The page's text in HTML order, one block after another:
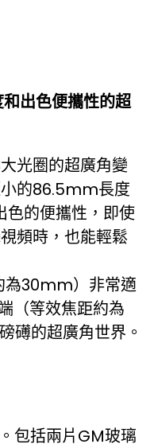
出色便攜性的超
光圈的超廣角變
的86.5mm長度
的便攜性，即使
頻時，也能輕鬆
為30mm）非常適
（等效焦距約為
礡的超廣角世界。
包括兩片GM玻璃